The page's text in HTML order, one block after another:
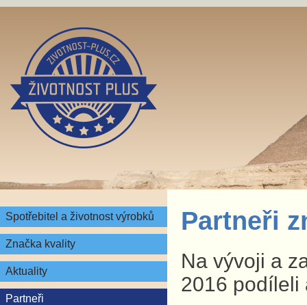
Spotřebitel a životnost výrobků
Značka kvality
Aktuality
Partneři
Partneři
Na vývoji a
2016 podíleli